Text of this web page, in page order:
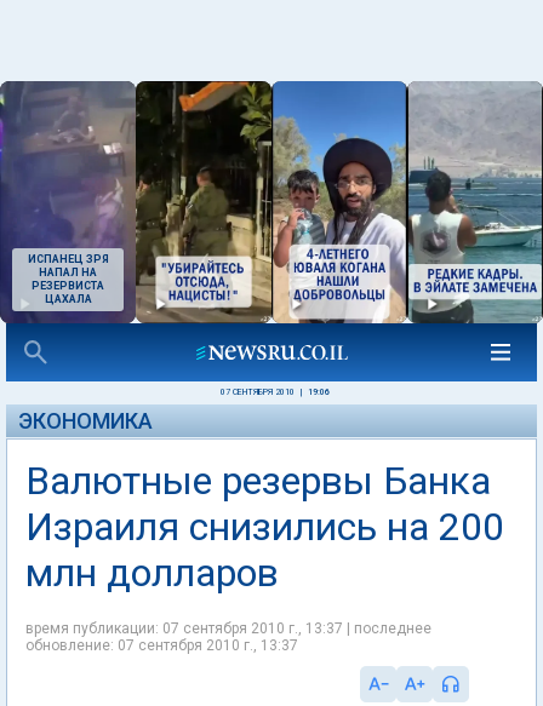
ИСПАНЕЦ ЗРЯ
НАПАЛ НА
РЕЗЕРВИСТА
ЦАХАЛА
07 СЕНТЯБРЯ 2010 19:06
ЭКОНОМИКА
Валютные резервы Банка
Израиля снизились на 200
млн долларов
время публикации: 07 сентября 2010 г., 13:37 | последнее
обновление: 07 сентября 2010 г., 13:37